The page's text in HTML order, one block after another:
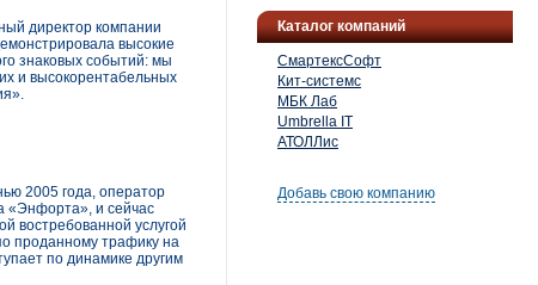
Каталог компаний
СмартексСофт
Кит-системс
МБК Лаб
Umbrella IT
АТОЛЛис
Добавь свою компанию
директор компании
высокие
знаковых событий: мы
и высокорентабельных
2005 года, оператор
«Энфорта», и сейчас
востребованной услугой
проданному трафику на
по динамике другим